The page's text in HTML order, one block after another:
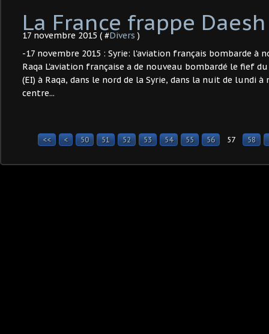
La France frappe
17 novembre 2015 ( #Divers )
-17 novembre 2015 : Syrie: l'aviation français bombarde à
Raqa L'aviation française a de nouveau bombardé le fief
(EI) à Raqa, dans le nord de la Syrie, dans la nuit de lundi
centre...
<< < 10
20
30
40
50 51 52 53 54 55 56 57 58